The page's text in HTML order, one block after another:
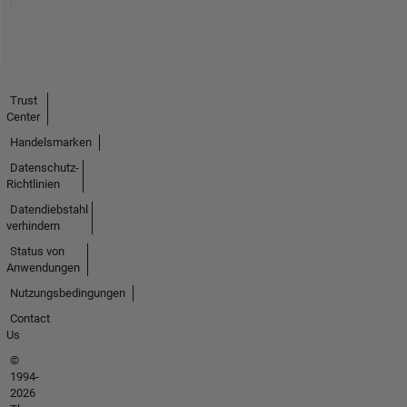
Trust
Center
Handelsmarken
Datenschutz-
Richtlinien
Datendiebstahl
verhindern
Status von
Anwendungen
Nutzungsbedingungen
Contact
Us
©
1994-
2026